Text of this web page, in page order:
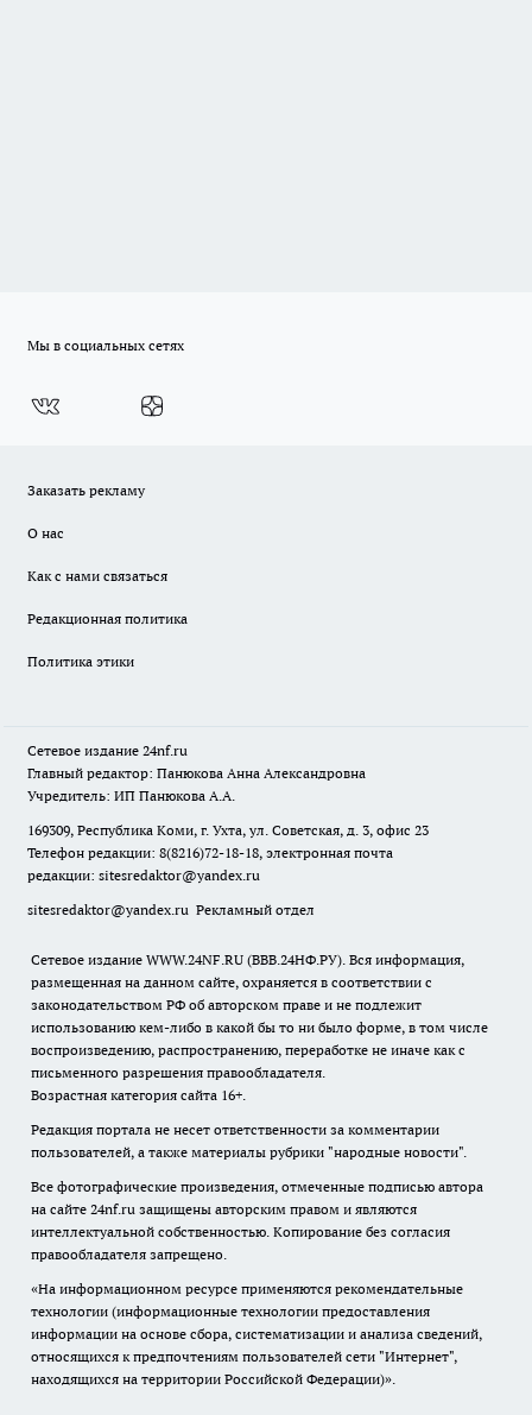
Мы в социальных сетях
Заказать рекламу
О нас
Как с нами связаться
Редакционная политика
Политика этики
Сетевое издание 24nf.ru
Главный редактор: Панюкова Анна Александровна
Учредитель: ИП Панюкова А.А.
169309, Республика Коми, г. Ухта, ул. Советская, д. 3, офис 23
Телефон редакции: 8(8216)72-18-18, электронная почта
редакции: sitesredaktor@yandex.ru
sitesredaktor@yandex.ru Рекламный отдел
Сетевое издание WWW.24NF.RU (ВВВ.24НФ.РУ). Вся информация,
размещенная на данном сайте, охраняется в соответствии с
законодательством РФ об авторском праве и не подлежит
использованию кем-либо в какой бы то ни было форме, в том числе
воспроизведению, распространению, переработке не иначе как с
письменного разрешения правообладателя.
Возрастная категория сайта 16+.
Редакция портала не несет ответственности за комментарии
пользователей, а также материалы рубрики "народные новости".
Все фотографические произведения, отмеченные подписью автора
на сайте 24nf.ru защищены авторским правом и являются
интеллектуальной собственностью. Копирование без согласия
правообладателя запрещено.
«На информационном ресурсе применяются рекомендательные
технологии (информационные технологии предоставления
информации на основе сбора, систематизации и анализа сведений,
относящихся к предпочтениям пользователей сети "Интернет",
находящихся на территории Российской Федерации)».